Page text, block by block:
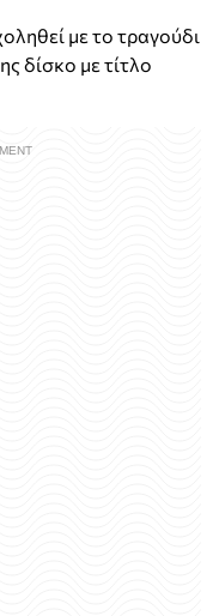
με το τραγούδι
δίσκο με τίτλο